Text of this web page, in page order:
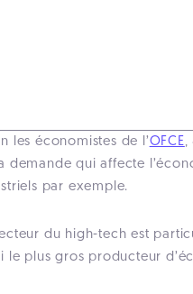
les économistes de l’OFCE,
demande qui affecte
par exemple.
du high-tech est
le plus gros producteur